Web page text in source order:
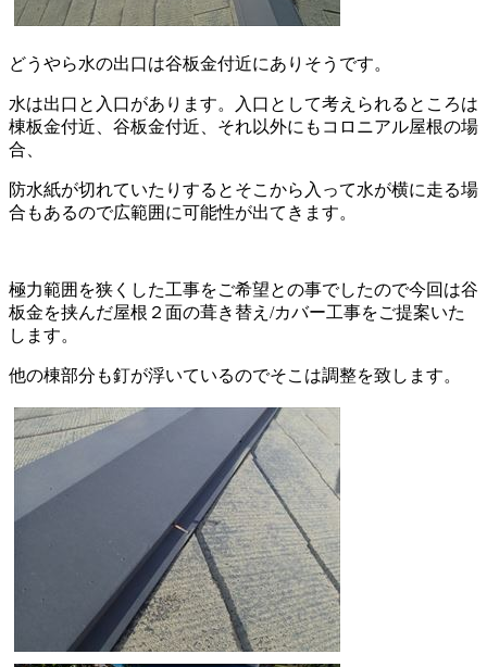
どうやら水の出口は谷板金付近にありそうです。
水は出口と入口があります。入口として考えられるところは
棟板金付近、谷板金付近、それ以外にもコロニアル屋根の場
合、
防水紙が切れていたりするとそこから入って水が横に走る場
合もあるので広範囲に可能性が出てきます。
極力範囲を狭くした工事をご希望との事でしたので今回は谷
板金を挟んだ屋根２面の葺き替え/カバー工事をご提案いた
します。
他の棟部分も釘が浮いているのでそこは調整を致します。